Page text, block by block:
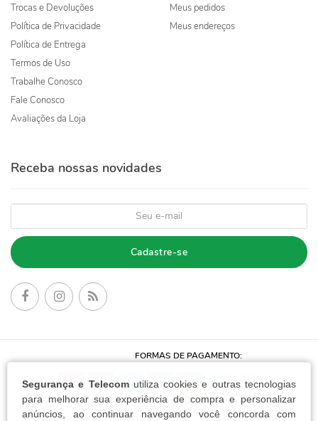
Segurança e Telecomutiliza cookies e outras tecnologias
para melhorar sua experiência de compra e personalizar
anúncios, ao continuar navegando você concorda com
Trocas e Devoluções
Política de Privacidade
Política de Entrega
Termos de Uso
Trabalhe Conosco
Fale Conosco
Avaliações da Loja
Meus pedidos
Meus endereços
Receba nossas novidades
Cadastre-se
FORMAS DE PAGAMENTO: